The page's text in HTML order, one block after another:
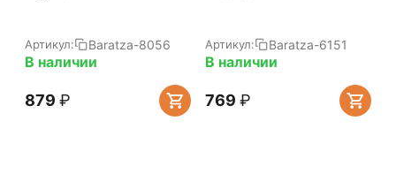
Артикул: Baratza-8056
В наличии
‍879‍ ₽
Артикул: Baratza-6151
В наличии
‍769‍ ₽